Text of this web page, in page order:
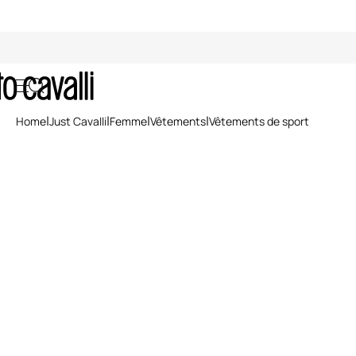
Vêtements de Sport Femme Just
Home Just Cavalli Femme Vêtements Vêtements de sport